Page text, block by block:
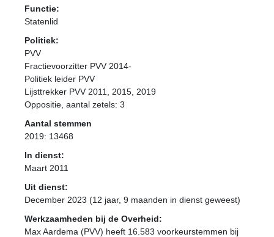
Functie:
Statenlid
Politiek:
PVV
Fractievoorzitter PVV 2014-
Politiek leider PVV
Lijsttrekker PVV 2011, 2015, 2019
Oppositie , aantal zetels: 3
Aantal stemmen
2019: 13468
In dienst:
Maart 2011
Uit dienst:
December 2023 (12 jaar, 9 maanden in dienst geweest)
Werkzaamheden bij de Overheid:
Max Aardema (PVV) heeft 16.583 voorkeurstemmen bij